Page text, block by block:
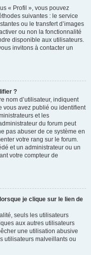
« Profil », vous pouvez
suivantes : le service
ou le transfert d’images
ou non la fonctionnalité
disponible aux utilisateurs.
invitons à contacter un
?
nom d’utilisateur, indiquent
vous avez publié ou identifient
et les
du forum peut
pas abuser de ce système en
votre rang sur le forum.
et un administrateur ou un
votre compteur de
je clique sur le lien de
seuls les utilisateurs
aux autres utilisateurs
une utilisation abusive
utilisateurs malveillants ou